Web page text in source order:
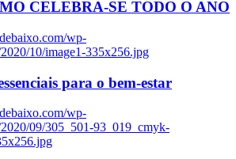
CELEBRA-SE TODO O ANO
wp-
10/image1-335x256.jpg
para o bem-estar
wp-
09/305_501-93_019_cmyk-